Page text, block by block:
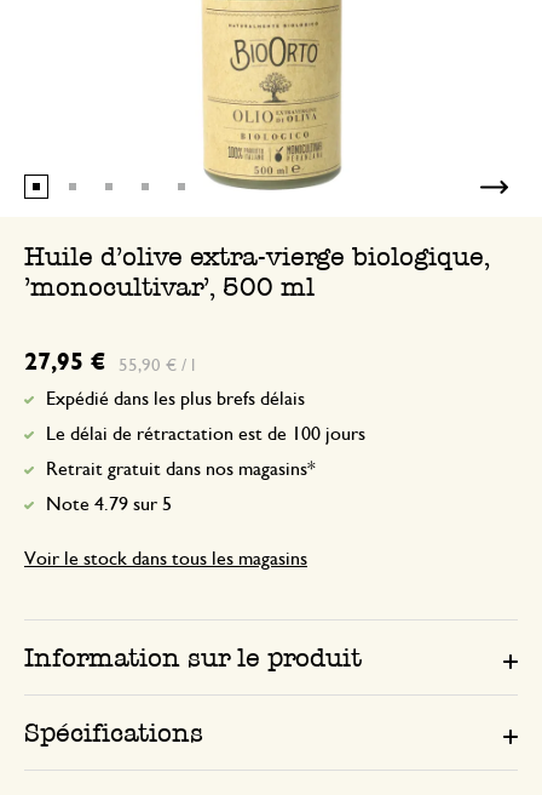
Huile d'olive extra-vierge biologique,
'monocultivar', 500 ml
27,95 € 55,90 € / l
Expédié dans les plus brefs délais
Le délai de rétractation est de 100 jours
Retrait gratuit dans nos magasins*
Note 4.79 sur 5
Voir le stock dans tous les magasins
Information sur le produit
Spécifications